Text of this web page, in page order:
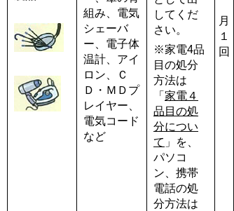
組み、電気
シェーバ
ー、電子体
温計、アイ
ロン、Ｃ
Ｄ・ＭＤプ
レイヤー、
電気コード
など
してくだ
さい。
※家電4品
目の処分
方法は
「 家電４
品目の処
分につい
て 」を、
パソコ
ン、携帯
電話の処
分方法は
月
１
回